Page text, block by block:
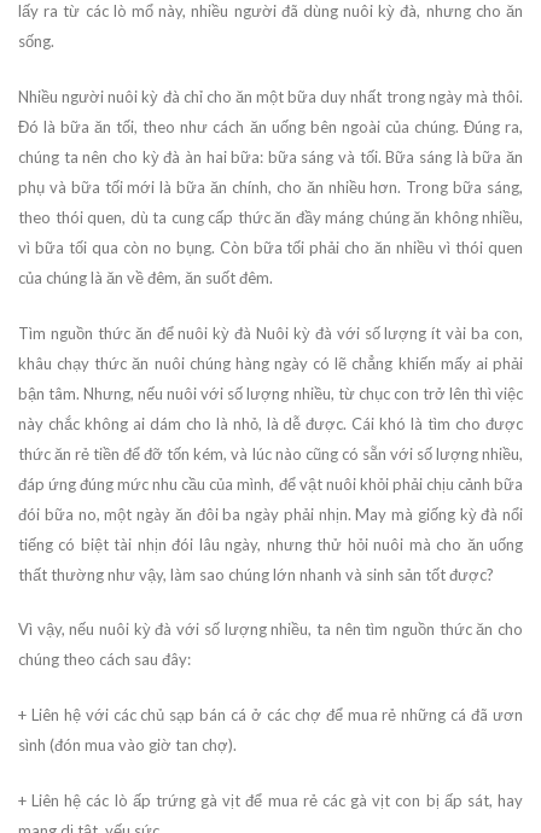
lấy ra từ các lò mổ này, nhiều người đã dùng nuôi kỳ đà, nhưng cho ăn
sống.
Nhiều người nuôi kỳ đà chỉ cho ăn một bữa duy nhất trong ngày mà thôi.
Đó là bữa ăn tối, theo như cách ăn uống bên ngoài của chúng. Đúng ra,
chúng ta nên cho kỳ đà àn hai bữa: bữa sáng và tối. Bữa sáng là bữa ăn
phụ và bữa tối mới là bữa ăn chính, cho ăn nhiều hơn. Trong bữa sáng,
theo thói quen, dù ta cung cấp thức ăn đầy máng chúng ăn không nhiều,
vì bữa tối qua còn no bụng. Còn bữa tối phải cho ăn nhiều vì thói quen
của chúng là ăn về đêm, ăn suốt đêm.
Tìm nguồn thức ăn để nuôi kỳ đà Nuôi kỳ đà với số lượng ít vài ba con,
khâu chạy thức ăn nuôi chúng hàng ngày có lẽ chẳng khiến mấy ai phải
bận tâm. Nhưng, nếu nuôi với số lượng nhiều, từ chục con trở lên thì việc
này chắc không ai dám cho là nhỏ, là dễ được. Cái khó là tìm cho được
thức ăn rẻ tiền để đỡ tốn kém, và lúc nào cũng có sẵn với số lượng nhiều,
đáp ứng đúng mức nhu cầu của mình, để vật nuôi khỏi phải chịu cảnh bữa
đói bữa no, một ngày ăn đôi ba ngày phải nhịn. May mà giống kỳ đà nổi
tiếng có biệt tài nhịn đói lâu ngày, nhưng thử hỏi nuôi mà cho ăn uống
thất thường như vậy, làm sao chúng lớn nhanh và sinh sản tốt được?
Vì vậy, nếu nuôi kỳ đà với số lượng nhiều, ta nên tìm nguồn thức ăn cho
chúng theo cách sau đây:
+ Liên hệ với các chủ sạp bán cá ở các chợ để mua rẻ những cá đã ươn
sình (đón mua vào giờ tan chợ).
+ Liên hệ các lò ấp trứng gà vịt để mua rẻ các gà vịt con bị ấp sát, hay